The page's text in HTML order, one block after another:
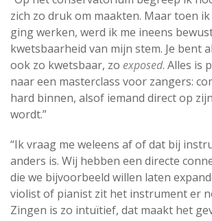
zich zo druk om maakten. Maar toen
ging werken, werd ik me ineens
kwetsbaarheid van mijn stem. Je bent
ook zo kwetsbaar, zo exposed. Alles is
naar een masterclass voor zangers:
hard binnen, alsof iemand direct op
wordt.”
“Ik vraag me weleens af of dat bij
anders is. Wij hebben een directe
die we bijvoorbeeld willen laten
violist of pianist zit het instrument er
Zingen is zo intuïtief, dat maakt het